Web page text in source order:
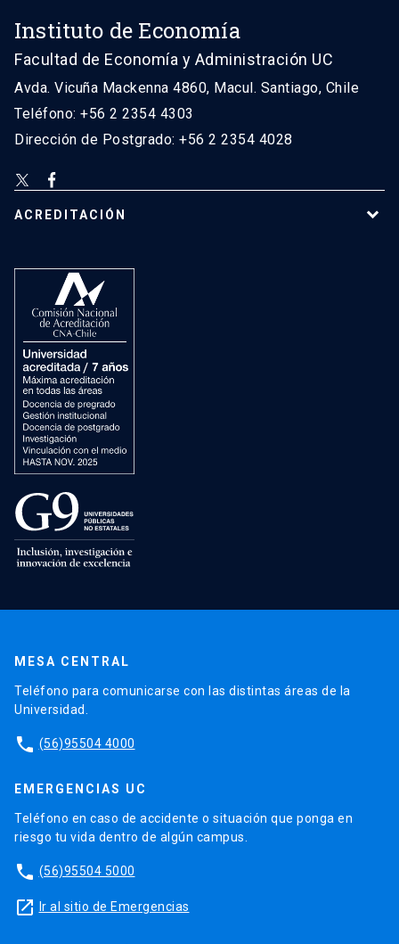
Instituto de Economía
Facultad de Economía y Administración UC
Avda. Vicuña Mackenna 4860, Macul. Santiago, Chile
Teléfono: +56 2 2354 4303
Dirección de Postgrado: +56 2 2354 4028
ACREDITACIÓN
MESA CENTRAL
Teléfono para comunicarse con las distintas áreas de la
Universidad.
phone (56)95504 4000
EMERGENCIAS UC
Teléfono en caso de accidente o situación que ponga en
riesgo tu vida dentro de algún campus.
phone (56)95504 5000
launch Ir al sitio de Emergencias